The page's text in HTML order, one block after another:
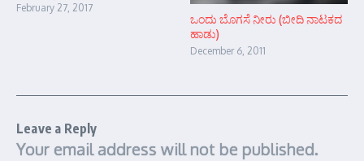
February 27, 2017
ಒಂದು ಬೊಗಸೆ ನೀರು (ಬೀದಿ ನಾಟಕದ
ಹಾಡು)
December 6, 2011
Leave a Reply
Your email address will not be published.